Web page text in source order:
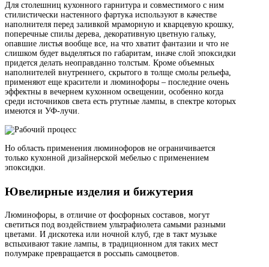
Для столешниц кухонного гарнитура и совместимого с ним
стилистически настенного фартука используют в качестве
наполнителя перед заливкой мраморную и кварцевую крошку,
поперечные спилы дерева, декоративную цветную гальку,
опавшие листья вообще все, на что хватит фантазии и что не
слишком будет выделяться по габаритам, иначе слой эпоксидки
придется делать неоправданно толстым. Кроме объемных
наполнителей внутреннего, скрытого в толще смолы рельефа,
применяют еще красители и люминофоры – последние очень
эффектны в вечернем кухонном освещении, особенно когда
среди источников света есть ртутные лампы, в спектре которых
имеются и УФ-лучи.
Но область применения люминофоров не ограничивается
только кухонной дизайнерской мебелью с применением
эпоксидки.
Ювелирные изделия и бижутерия
Люминофоры, в отличие от фосфорных составов, могут
светиться под воздействием ультрафиолета самыми разными
цветами. И дискотека или ночной клуб, где в такт музыке
вспыхивают такие лампы, в традиционном для таких мест
полумраке превращается в россыпь самоцветов.